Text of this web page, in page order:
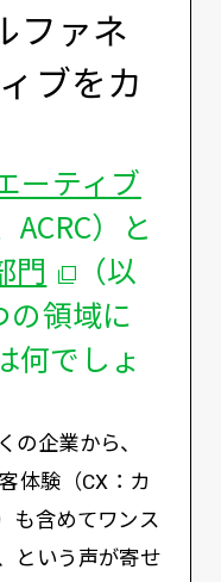
ファネ
ブをカ
ーティブ
ACRC）と
門
（以
の領域に
何でしょ
企業から、
体験（CX：カ
も含めてワンス
という声が寄せ